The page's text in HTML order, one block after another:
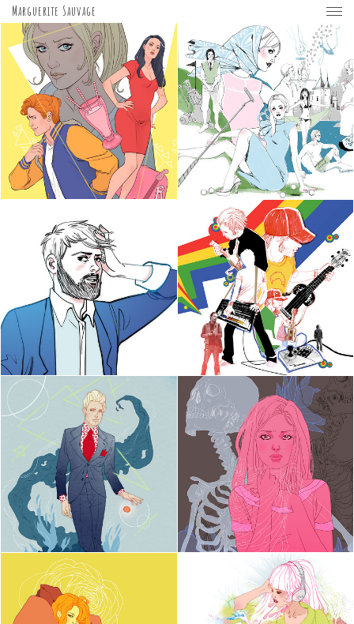
Marguerite Sauvage